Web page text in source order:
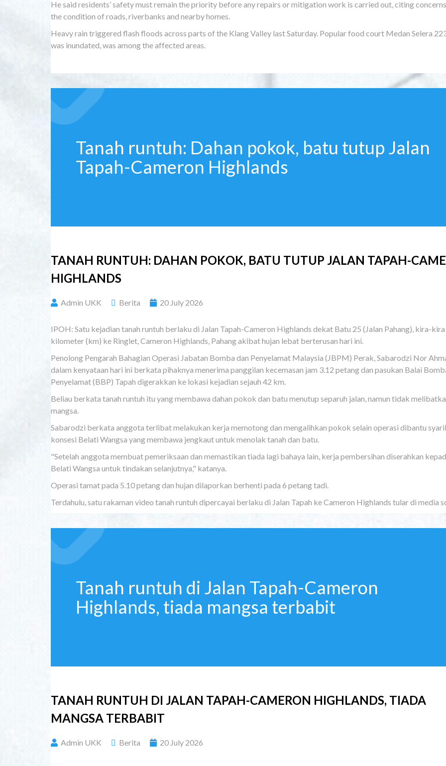
He said residents’ safety must remain the priority before any repairs or mitigation work is carried out, citing
the condition of roads, riverbanks and nearby homes.
Heavy rain triggered flash floods across parts of the Klang Valley last Saturday. Popular food court Medan Selera
was inundated, was among the affected areas.
Tanah runtuh: Dahan pokok, batu tutup Jalan
Tapah-Cameron Highlands
TANAH RUNTUH: DAHAN POKOK, BATU TUTUP JALAN TAPAH-
HIGHLANDS
Admin UKK Berita 20 July 2026
IPOH: Satu kejadian tanah runtuh berlaku di Jalan Tapah-Cameron Highlands dekat Batu 25 (Jalan Pahang), kira-
kilometer (km) ke Ringlet, Cameron Highlands, Pahang akibat hujan lebat berterusan hari ini.
Penolong Pengarah Bahagian Operasi Jabatan Bomba dan Penyelamat Malaysia (JBPM) Perak, Sabarodzi Nor
dalam kenyataan hari ini berkata pihaknya menerima panggilan kecemasan jam 3.12 petang dan pasukan Balai
Penyelamat (BBP) Tapah digerakkan ke lokasi kejadian sejauh 42 km.
Beliau berkata tanah runtuh itu yang membawa dahan pokok dan batu menutup separuh jalan, namun tidak
mangsa.
Sabarodzi berkata anggota terlibat melakukan kerja memotong dan mengalihkan pokok selain operasi dibantu
konsesi Belati Wangsa yang membawa jengkaut untuk menolak tanah dan batu.
"Setelah anggota membuat pemeriksaan dan memastikan tiada lagi bahaya lain, kerja pembersihan diserahkan
Belati Wangsa untuk tindakan selanjutnya," katanya.
Operasi tamat pada 5.10 petang dan hujan dilaporkan berhenti pada 6 petang tadi.
Terdahulu, satu rakaman video tanah runtuh dipercayai berlaku di Jalan Tapah ke Cameron Highlands tular di media
Tanah runtuh di Jalan Tapah-Cameron
Highlands, tiada mangsa terbabit
TANAH RUNTUH DI JALAN TAPAH-CAMERON HIGHLANDS, TIADA
MANGSA TERBABIT
Admin UKK Berita 20 July 2026